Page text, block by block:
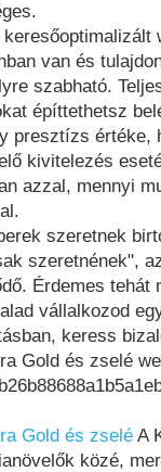
keresőoptimalizált
van és
szabható.
építtethetsz
presztízs értéke,
kivitelezés
azzal, mennyi
szeretnek
szeretnének",
Érdemes tehát
vállalkozod
keress
Gold és zselé
Gold és zselé A
közé,